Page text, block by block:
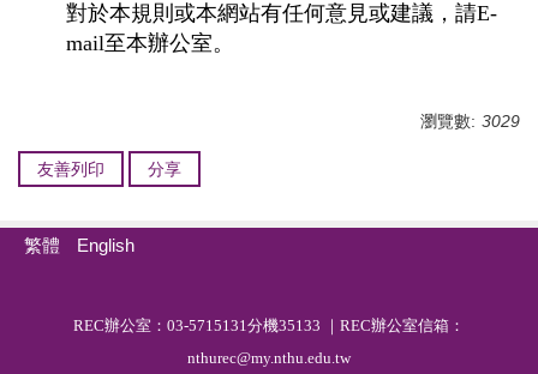
對於本規則或本網站有任何意見或建議，請E-
mail至本辦公室。
瀏覽數: 3029
友善列印 分享
繁體 English
REC辦公室：03-5715131分機35133 ｜REC辦公室信箱：
nthurec@my.nthu.edu.tw